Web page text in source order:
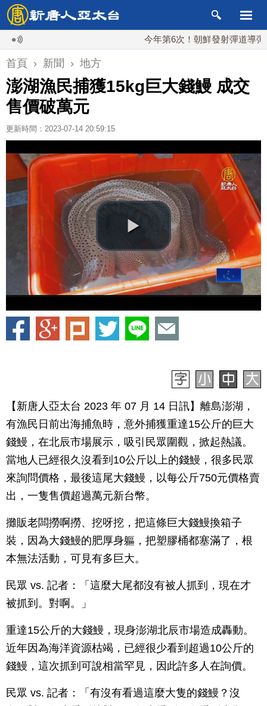
今年第6次！朝鮮發射彈道導彈 落日
首頁 › 新聞 › 地方
澎湖漁民捕獲15kg巨大錢鰻 成交
售價破萬元
更新時間：2023-07-14 20:59:15
【新唐人亞太台 2023 年 07 月 14 日訊】離島澎湖，
有漁民日前出海捕魚時，意外捕獲重達15公斤的巨大
錢鰻，在北辰市場展示，吸引民眾圍觀，掀起熱議。
當地人已經很久沒看到10公斤以上的錢鰻，很多民眾
來詢問價格，最後這尾大錢鰻，以每公斤750元價格賣
出，一隻售價超過萬元新台幣。
攤販老闆撈啊撈、挖呀挖，把這條巨大錢鰻換箱子
裝，因為大錢鰻的肥厚身軀，把塑膠桶都塞滿了，根
本無法活動，可見有多巨大。
民眾 vs. 記者：「這麼大尾都沒有被人抓到，現在才
被抓到。對啊。」
重達15公斤的大錢鰻，現身澎湖北辰市場造成轟動。
近年因為海洋資源枯竭，已經很少看到超過10公斤的
錢鰻，這次抓到可說相當罕見，因此許多人在詢價。
民眾 vs. 記者：「有沒有看過這麼大隻的錢鰻？沒